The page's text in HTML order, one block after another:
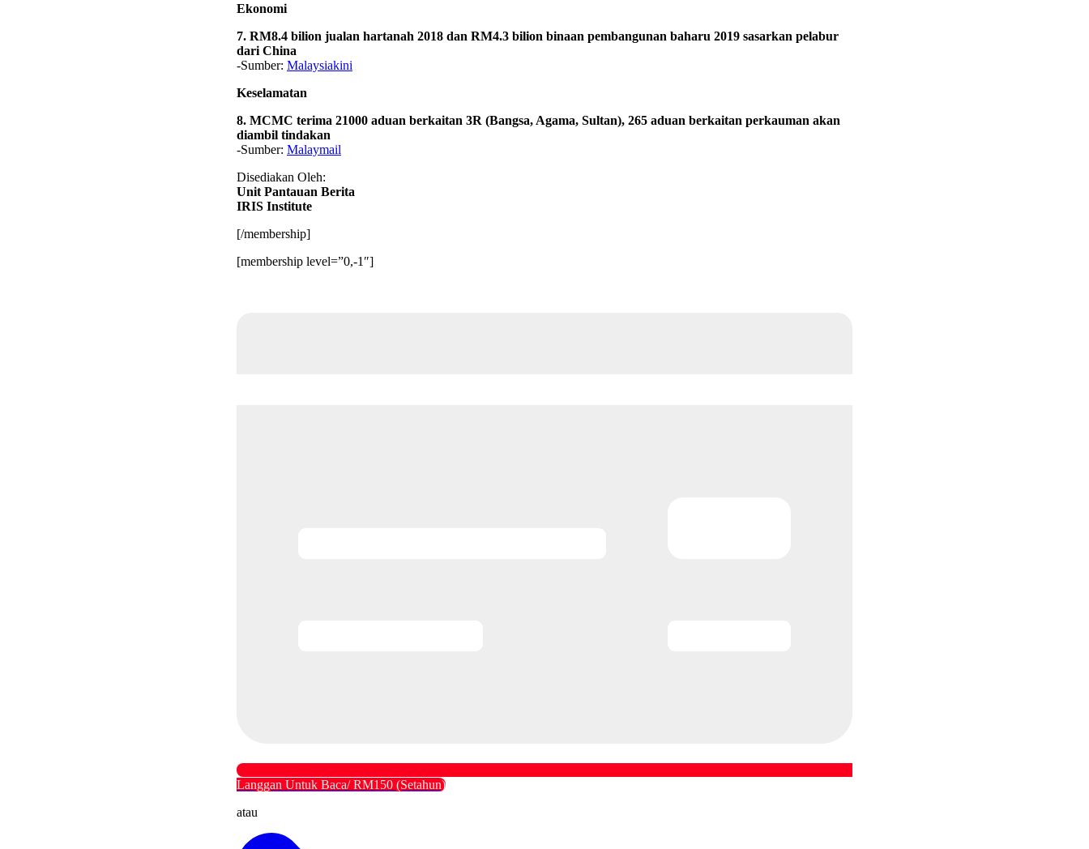
Ekonomi
7. RM8.4 bilion jualan hartanah 2018 dan RM4.3 bilion binaan pembangunan baharu 2019 sasarkan pelabur
dari China
-Sumber: Malaysiakini
Keselamatan
8. MCMC terima 21000 aduan berkaitan 3R (Bangsa, Agama, Sultan), 265 aduan berkaitan perkauman akan
diambil tindakan
-Sumber: Malaymail
Disediakan Oleh:
Unit Pantauan Berita
IRIS Institute
[/membership]
[membership level=”0,-1″]
Langgan Untuk Baca/ RM150 (Setahun)
atau